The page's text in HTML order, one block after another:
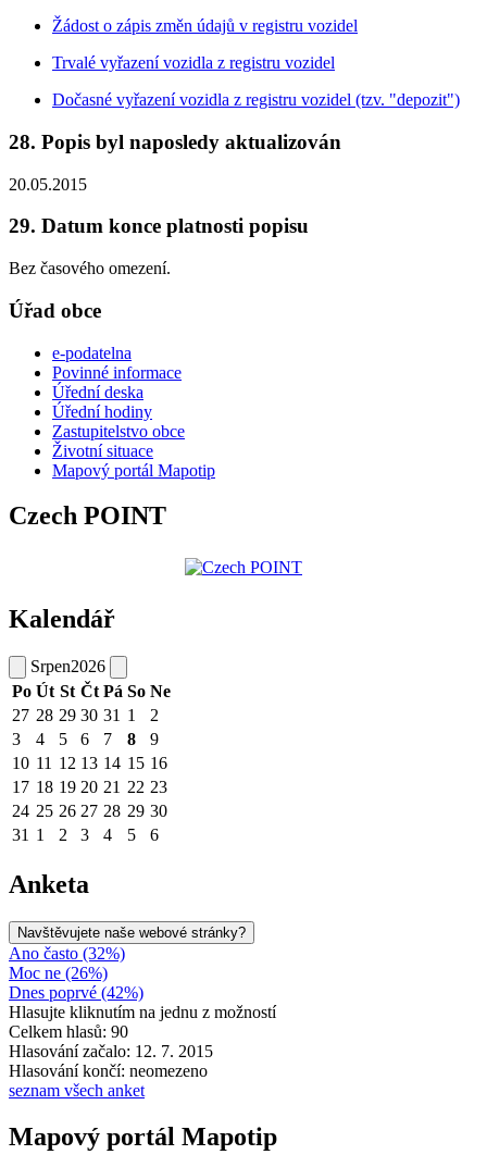
Žádost o zápis změn údajů v registru vozidel
Trvalé vyřazení vozidla z registru vozidel
Dočasné vyřazení vozidla z registru vozidel (tzv. "depozit")
28. Popis byl naposledy aktualizován
20.05.2015
29. Datum konce platnosti popisu
Bez časového omezení.
Úřad obce
e-podatelna
Povinné informace
Úřední deska
Úřední hodiny
Zastupitelstvo obce
Životní situace
Mapový portál Mapotip
Czech POINT
Kalendář
Srpen2026
Po Út St Čt Pá So Ne
27 28 29 30 31 1
2
3
4 5 6 7 8
9
10 11 12 13 14 15 16
17 18 19 20 21 22 23
24 25 26 27 28 29 30
31 1 2 3 4 5 6
Anketa
Navštěvujete naše webové stránky?
Ano často (32%)
Moc ne (26%)
Dnes poprvé (42%)
Hlasujte kliknutím na jednu z možností
Celkem hlasů: 90
Hlasování začalo: 12. 7. 2015
Hlasování končí: neomezeno
seznam všech anket
Mapový portál Mapotip